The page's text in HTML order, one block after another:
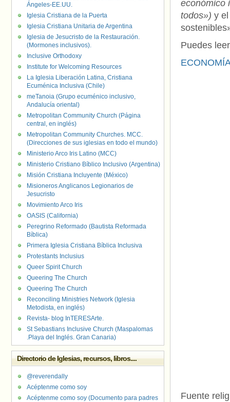
económico
todos») y
Puedes
Fuente
Ángeles-EE.UU.
Iglesia Cristiana de la Puerta
Iglesia Cristiana Unitaria de Argentina
Iglesia de Jesucristo de la Restauración.
(Mormones inclusivos).
Inclusive Orthodoxy
Institute for Welcoming Resources
La Iglesia Liberación Latina, Cristiana
Ecuménica Inclusiva (Chile)
meTanoia (Grupo ecuménico inclusivo,
Andalucía oriental)
Metropolitan Community Church (Página
central, en inglés)
Metropolitan Community Churches. MCC.
(Direcciones de sus iglesias en todo el mundo)
Ministerio Arco Iris Latino (MCC)
Ministerio Cristiano Bíblico Inclusivo (Argentina)
Misión Cristiana Incluyente (México)
Misioneros Anglicanos Legionarios de
Jesucristo
Movimiento Arco Iris
OASIS (California)
Peregrino Reformado (Bautista Reformada
Bíblica)
Primera Iglesia Cristiana Bíblica Inclusiva
Protestants Inclusius
Queer Spirit Church
Queering The Church
Queering The Church
Reconciling Ministries Network (Iglesia
Metodista, en inglés)
Revista- blog InTERESArte.
St Sebastians Inclusive Church (Maspalomas
.Playa del Inglés. Gran Canaria)
Directorio de Iglesias, recursos, libros....
@reverendally
Acéptenme como soy
Acéptenme como soy (Documento para padres